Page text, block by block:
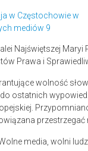
Najświętszej Maryi
Prawa i
wolność
ostatnich
media, wolni